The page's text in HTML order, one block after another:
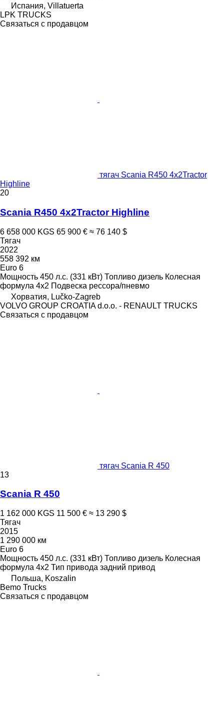
Испания, Villatuerta
LPK TRUCKS
Связаться с продавцом
тягач Scania R450 4x2Tractor
Highline
20
Scania R450 4x2Tractor Highline
6 658 000 KGS 65 900 € ≈ 76 140 $
Тягач
2022
558 392 км
Euro 6
Мощность 450 л.с. (331 кВт) Топливо дизель Колесная
формула 4x2 Подвеска рессора/пневмо
Хорватия, Lučko-Zagreb
VOLVO GROUP CROATIA d.o.o. - RENAULT TRUCKS
Связаться с продавцом
тягач Scania R 450
13
Scania R 450
1 162 000 KGS 11 500 € ≈ 13 290 $
Тягач
2015
1 290 000 км
Euro 6
Мощность 450 л.с. (331 кВт) Топливо дизель Колесная
формула 4x2 Тип привода задний привод
Польша, Koszalin
Bemo Trucks
Связаться с продавцом